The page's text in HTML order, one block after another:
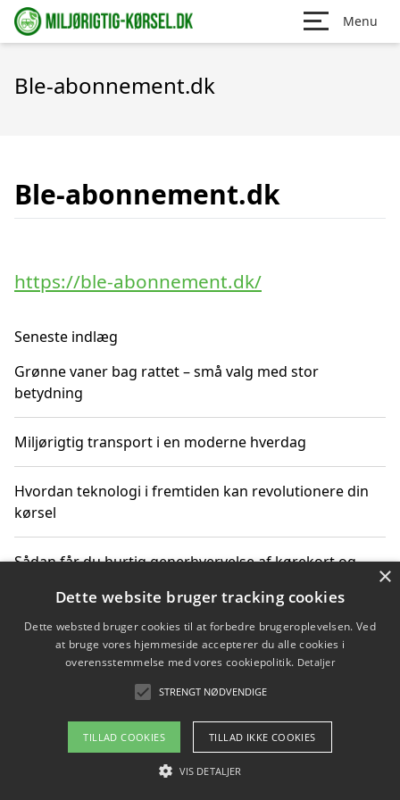
Menu
Ble-abonnement.dk
Ble-abonnement.dk
https://ble-abonnement.dk/
Seneste indlæg
Grønne vaner bag rattet – små valg med stor
betydning
Miljørigtig transport i en moderne hverdag
Hvordan teknologi i fremtiden kan revolutionere din
kørsel
Sådan får du hurtig generhvervelse af kørekort og
Sådan lærer du miljørigtig kørsel hos en køreskole i
Gentofte
Copyright 2026 - Pilanto Aps
Om / kontakt
×
Dette website bruger tracking cookies
Dette websted bruger cookies til at forbedre brugeroplevelsen. Ved
at bruge vores hjemmeside accepterer du alle cookies i
overensstemmelse med vores cookiepolitik. Detaljer
STRENGT NØDVENDIGE
TILLAD COOKIES TILLAD IKKE COOKIES
VIS DETALJER